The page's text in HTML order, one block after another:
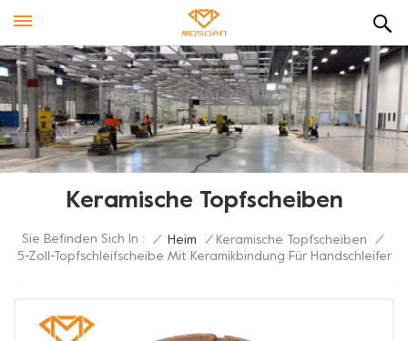
Keramische Topfscheiben
Sie Befinden Sich In : / Heim / Keramische Topfscheiben
/
5-Zoll-Topfschleifscheibe Mit Keramikbindung Für Handschleifer